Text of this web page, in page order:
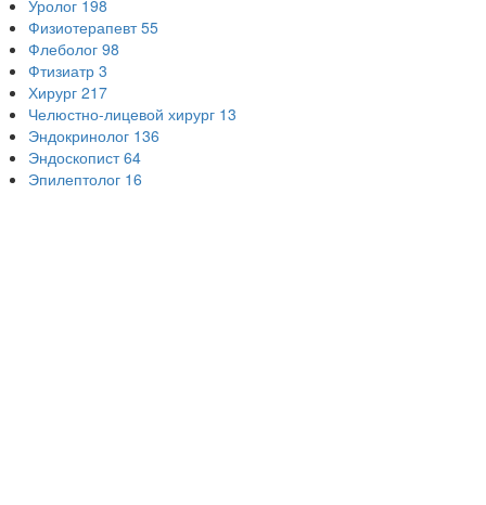
Уролог 198
Физиотерапевт 55
Флеболог 98
Фтизиатр 3
Хирург 217
Челюстно-лицевой хирург 13
Эндокринолог 136
Эндоскопист 64
Эпилептолог 16